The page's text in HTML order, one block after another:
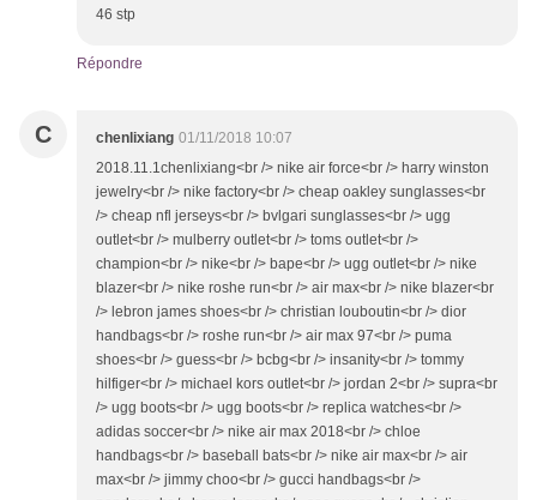
46 stp
Répondre
C chenlixiang 01/11/2018 10:07
2018.11.1chenlixiang<br /> nike air force<br /> harry winston
jewelry<br /> nike factory<br /> cheap oakley sunglasses<br
/> cheap nfl jerseys<br /> bvlgari sunglasses<br /> ugg
outlet<br /> mulberry outlet<br /> toms outlet<br />
champion<br /> nike<br /> bape<br /> ugg outlet<br /> nike
blazer<br /> nike roshe run<br /> air max<br /> nike blazer<br
/> lebron james shoes<br /> christian louboutin<br /> dior
handbags<br /> roshe run<br /> air max 97<br /> puma
shoes<br /> guess<br /> bcbg<br /> insanity<br /> tommy
hilfiger<br /> michael kors outlet<br /> jordan 2<br /> supra<br
/> ugg boots<br /> ugg boots<br /> replica watches<br />
adidas soccer<br /> nike air max 2018<br /> chloe
handbags<br /> baseball bats<br /> nike air max<br /> air
max<br /> jimmy choo<br /> gucci handbags<br />